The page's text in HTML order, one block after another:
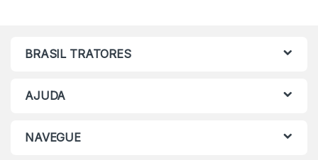
BRASIL TRATORES
AJUDA
NAVEGUE